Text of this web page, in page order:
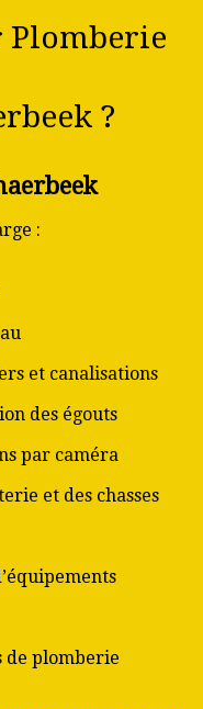
?
:
et canalisations
des égouts
par caméra
et des chasses
de plomberie